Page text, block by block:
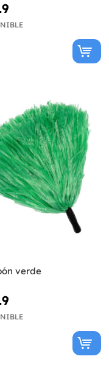
verde